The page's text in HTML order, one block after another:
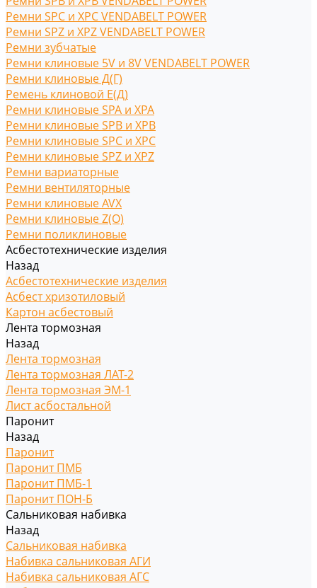
Ремни SPC и XPC VENDABELT POWER
Ремни SPZ и XPZ VENDABELT POWER
Ремни зубчатые
Ремни клиновые 5V и 8V VENDABELT POWER
Ремни клиновые Д(Г)
Ремень клиновой Е(Д)
Ремни клиновые SPA и XPA
Ремни клиновые SPB и XPB
Ремни клиновые SPC и XPC
Ремни клиновые SPZ и XPZ
Ремни вариаторные
Ремни вентиляторные
Ремни клиновые AVX
Ремни клиновые Z(O)
Ремни поликлиновые
Асбестотехнические изделия
Назад
Асбестотехнические изделия
Асбест хризотиловый
Картон асбестовый
Лента тормозная
Назад
Лента тормозная
Лента тормозная ЛАТ-2
Лента тормозная ЭМ-1
Лист асбостальной
Паронит
Назад
Паронит
Паронит ПМБ
Паронит ПМБ-1
Паронит ПОН-Б
Сальниковая набивка
Назад
Сальниковая набивка
Набивка сальниковая АГИ
Набивка сальниковая АГС